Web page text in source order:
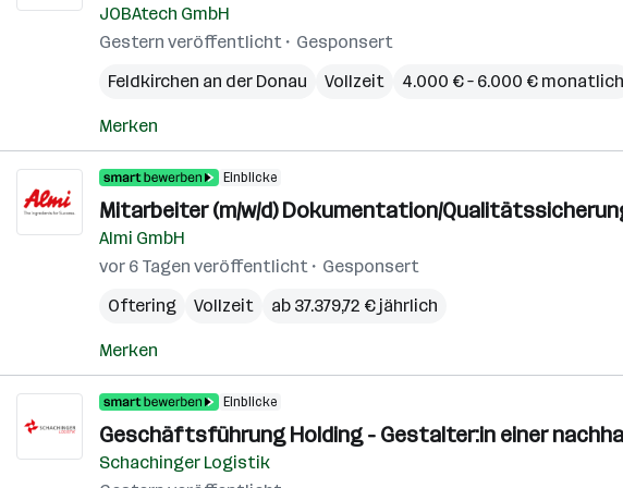
JOBAtech GmbH
Gestern veröffentlicht
Gesponsert
Feldkirchen an der Donau
Vollzeit 4.000 € – 6.000 € monatlich
Merken
Einblicke
Mitarbeiter (m/w/d) Dokumentation/
Almi GmbH
vor 6 Tagen veröffentlicht
Gesponsert
Oftering
Vollzeit ab 37.379,72 € jährlich
Merken
Einblicke
Geschäftsführung Holding - Gestalter:in einer
Schachinger Logistik